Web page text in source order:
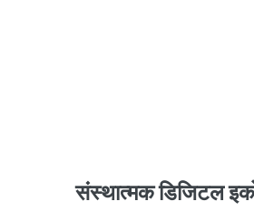
संस्थात्मक डिजिटल